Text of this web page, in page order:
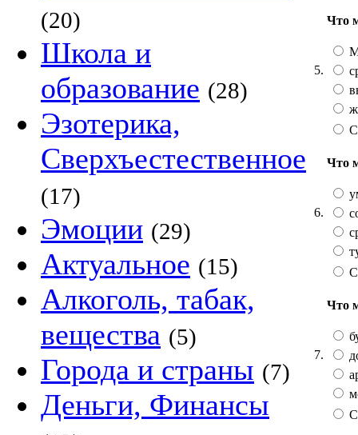
(20)
Школа и
образование (28)
Эзотерика,
Сверхъестественное
(17)
Эмоции (29)
Актуальное (15)
Алкоголь, табак,
вещества (5)
Города и страны (7)
Деньги, Финансы
5.
Что
6.
Что
7.
Что